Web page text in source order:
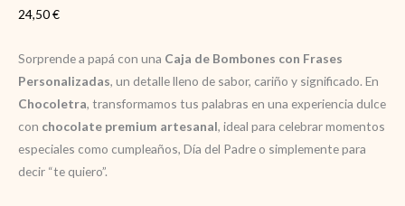
24,50€
Sorprende a papá con una Caja de Bombones con Frases
Personalizadas, un detalle lleno de sabor, cariño y significado. En
Chocoletra, transformamos tus palabras en una experiencia dulce
con chocolate premium artesanal, ideal para celebrar momentos
especiales como cumpleaños, Día del Padre o simplemente para
decir “te quiero”.